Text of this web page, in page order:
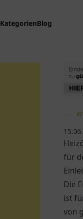
KategorienBlog
für
Die
ist
von